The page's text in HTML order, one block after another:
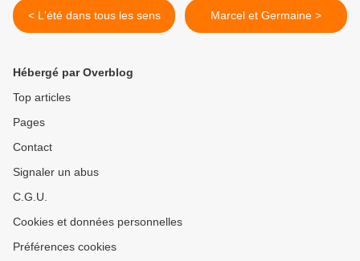
< L'été dans tous les sens Marcel et Germaine >
Hébergé par Overblog
Top articles
Pages
Contact
Signaler un abus
C.G.U.
Cookies et données personnelles
Préférences cookies